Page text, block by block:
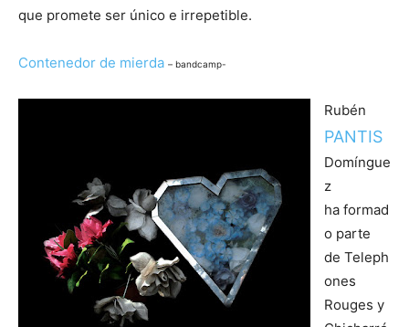
que promete ser único e irrepetible.
Contenedor de mierda – bandcamp-
Rubén
PANTIS
Domíngue
z
ha formad
o parte
de Teleph
ones
Rouges y